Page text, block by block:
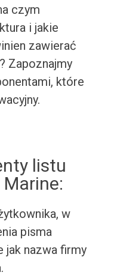
czym
i jakie
zawierać
Zapoznajmy
które
listu
w
pisma
jak nazwa firmy